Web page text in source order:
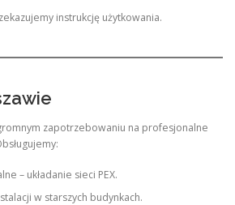
instrukcję użytkowania.
zapotrzebowaniu na profesjonalne
– układanie sieci PEX.
w starszych budynkach.